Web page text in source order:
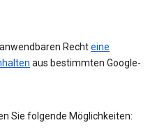
Rechteine
aus bestimmten Google-
Sie folgende Möglichkeiten: